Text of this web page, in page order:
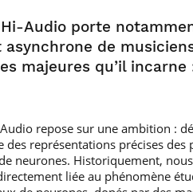
Audio porte
asynchrone de
majeures qu’il
repose sur une ambition :
des représentations précises
neurones. Historiquement,
liée au phénomène